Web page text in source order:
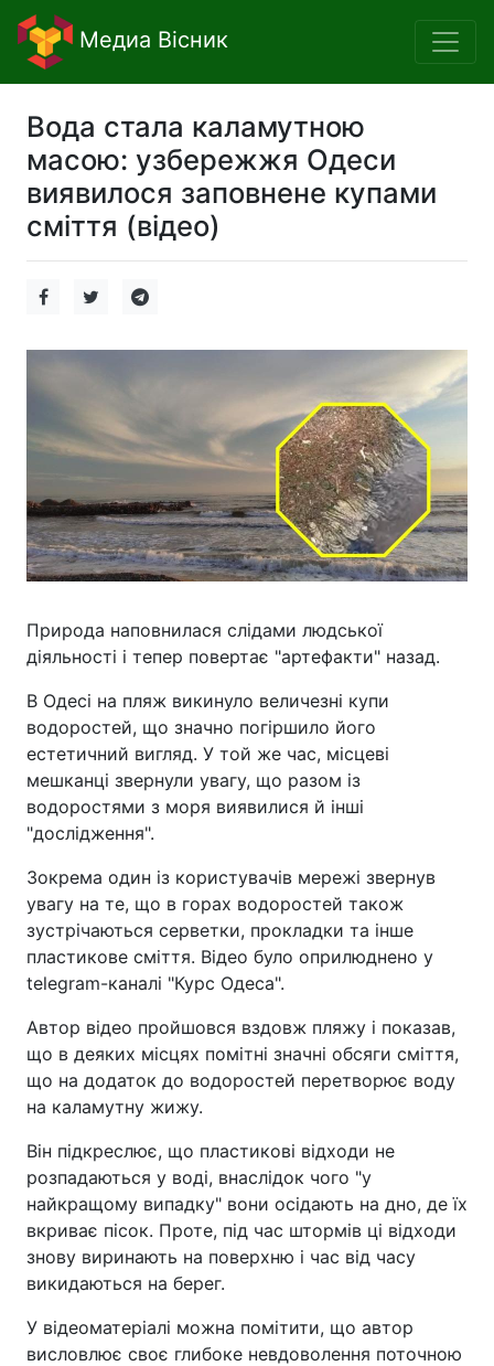
Медиа Вісник
Вода стала каламутною
масою: узбережжя Одеси
виявилося заповнене купами
сміття (відео)
Природа наповнилася слідами людської
діяльності і тепер повертає "артефакти" назад.
В Одесі на пляж викинуло величезні купи
водоростей, що значно погіршило його
естетичний вигляд. У той же час, місцеві
мешканці звернули увагу, що разом із
водоростями з моря виявилися й інші
"дослідження".
Зокрема один із користувачів мережі звернув
увагу на те, що в горах водоростей також
зустрічаються серветки, прокладки та інше
пластикове сміття. Відео було оприлюднено у
telegram-каналі "Курс Одеса".
Автор відео пройшовся вздовж пляжу і показав,
що в деяких місцях помітні значні обсяги сміття,
що на додаток до водоростей перетворює воду
на каламутну жижу.
Він підкреслює, що пластикові відходи не
розпадаються у воді, внаслідок чого "у
найкращому випадку" вони осідають на дно, де їх
вкриває пісок. Проте, під час штормів ці відходи
знову виринають на поверхню і час від часу
викидаються на берег.
У відеоматеріалі можна помітити, що автор
висловлює своє глибоке невдоволення поточною